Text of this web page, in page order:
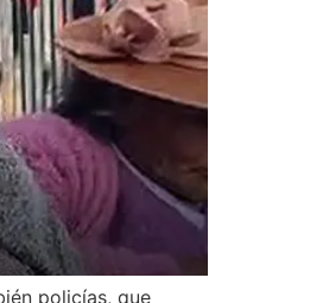
policías, que